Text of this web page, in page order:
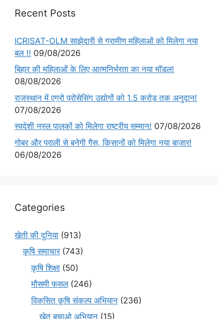
Recent Posts
ICRISAT-OLM साझेदारी से ग्रामीण महिलाओं को मिलेगा नया
बल !! 09/08/2026
बिहार की महिलाओं के लिए आत्मनिर्भरता का नया मॉडल!
08/08/2026
राजस्थान में एग्रो प्रोसेसिंग उद्योगों को 1.5 करोड़ तक अनुदान!
07/08/2026
स्वदेशी नस्ल पालकों को मिलेगा राष्ट्रीय सम्मान! 07/08/2026
गोबर और पराली से बनेगी गैस, किसानों को मिलेगा नया बाजार!
06/08/2026
Categories
खेती की दुनिया (913)
कृषि समाचार(743)
कृषि शिक्षा (50)
मौसमी फसल(246)
विकसित कृषि संकल्प अभियान (236)
खेत बचाओ अभियान (15)